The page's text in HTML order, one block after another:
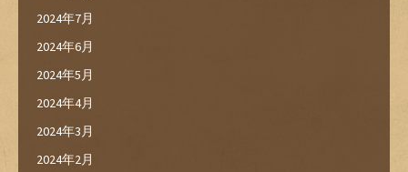
2024年7月
2024年6月
2024年5月
2024年4月
2024年3月
2024年2月